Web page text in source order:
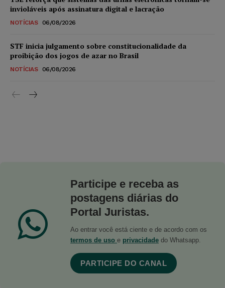
invioláveis após assinatura digital e lacração
NOTÍCIAS 06/08/2026
STF inicia julgamento sobre constitucionalidade da
proibição dos jogos de azar no Brasil
NOTÍCIAS 06/08/2026
Participe e receba as
postagens diárias do
Portal Juristas.
Ao entrar você está ciente e de acordo com os
termos de uso e privacidade do Whatsapp.
PARTICIPE DO CANAL